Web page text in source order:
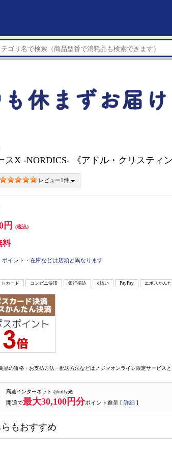
スX -NORDICS- 《アドル・クリスティ
レビュー1件
円 (税込)
料
ポイント・在庫などは店頭と異なります
トカード コンビニ決済 銀行振込 d払い PayPay エポスかん
品の価格・お支払方法・配送方法などはノジマオンライン限定サービスと
高速インターネット @nifty光
開通で最大30,100円分ポイント進呈 [ 詳細 ]
らもおすすめ